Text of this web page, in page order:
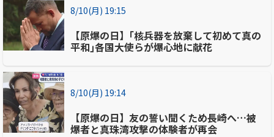
8/10(月) 19:15
【原爆の日】｢核兵器を放棄して初めて真の
平和｣各国大使らが爆心地に献花
8/10(月) 19:14
【原爆の日】友の誓い聞くため長崎へ…被
爆者と真珠湾攻撃の体験者が再会